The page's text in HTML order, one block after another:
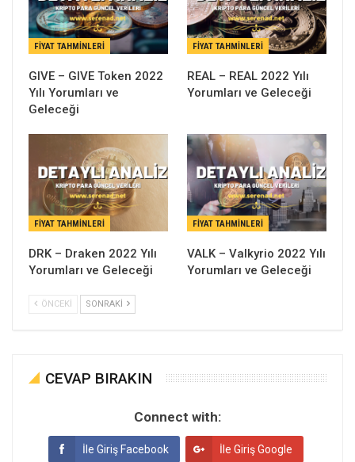
FIYAT TAHMINLERI
GIVE – GIVE Token 2022
Yılı Yorumları ve
Geleceği
FIYAT TAHMINLERI
REAL – REAL 2022 Yılı
Yorumları ve Geleceği
FIYAT TAHMINLERI
DRK – Draken 2022 Yılı
Yorumları ve Geleceği
FIYAT TAHMINLERI
VALK – Valkyrio 2022 Yılı
Yorumları ve Geleceği
ÖNCEKI SONRAKI
CEVAP BIRAKIN
Connect with:
İle Giriş Facebook İle Giriş Google